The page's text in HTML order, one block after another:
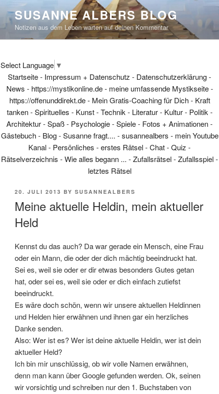
content
SUSANNE ALBERS BLOG
Notizen aus dem Leben warten auf deinen Kommentar
Select Language ▼
Startseite- Impressum + Datenschutz - Datenschutzerklärung-
News - https://mystikonline.de - meine umfassende Mystikseite-
https://offenunddirekt.de - Mein Gratis-Coaching für Dich- Kraft
tanken-Spirituelles - Kunst-Technik - Literatur- Kultur- Politik -
Architektur-Spaß- Psychologie-Spiele- Fotos + Animationen-
Gästebuch- Blog-Susanne fragt.... -susannealbers - mein Youtube
Kanal- Persönliches -erstes Rätsel-Chat-Quiz -
Rätselverzeichnis -Wie alles begann ... -Zufallsrätsel-Zufallsspiel-
letztes Rätsel
POSTED
20. JULI 2013 BY SUSANNEALBERS
Meine aktuelle Heldin, mein aktueller
Held
Kennst du das auch? Da war gerade ein Mensch, eine Frau
oder ein Mann, die oder der dich mächtig beeindruckt hat.
Sei es, weil sie oder er dir etwas besonders Gutes getan
hat, oder sei es, weil sie oder er dich einfach zutiefst
beeindruckt.
Es wäre doch schön, wenn wir unsere aktuellen Heldinnen
und Helden hier erwähnen und ihnen gar ein herzliches
Danke senden.
Also: Wer ist es? Wer ist deine aktuelle Heldin, wer ist dein
aktueller Held?
Ich bin mir unschlüssig, ob wir volle Namen erwähnen,
denn man kann über Google gefunden werden. Ok, seinen
wir vorsichtig und schreiben nur den 1. Buchstaben von